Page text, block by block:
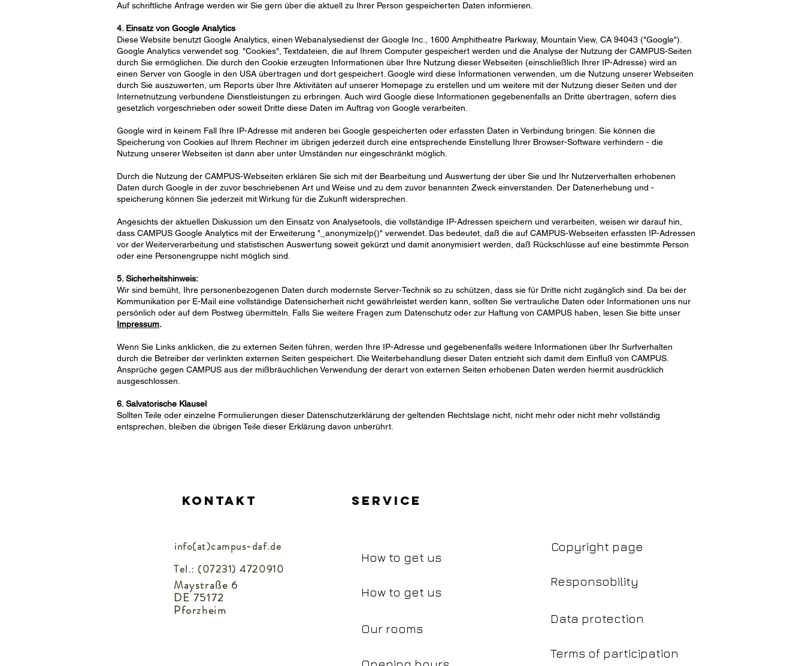
Auf schriftliche Anfrage werden wir Sie gern über die aktuell zu Ihrer Person gespeicherten Daten informieren.
4. Einsatz von Google Analytics
Diese Website benutzt Google Analytics, einen Webanalysedienst der Google Inc., 1600 Amphitheatre Parkway, Mountain View, CA 94043 ("Google").
Google Analytics verwendet sog. "Cookies", Textdateien, die auf Ihrem Computer gespeichert werden und die Analyse der Nutzung der CAMPUS-Seiten
durch Sie ermöglichen. Die durch den Cookie erzeugten Informationen über Ihre Nutzung dieser Webseiten (einschließlich Ihrer IP-Adresse) wird an
einen Server von Google in den USA übertragen und dort gespeichert. Google wird diese Informationen verwenden, um die Nutzung unserer Webseiten
durch Sie auszuwerten, um Reports über Ihre Aktivitäten auf unserer Homepage zu erstellen und um weitere mit der Nutzung dieser Seiten und der
Internetnutzung verbundene Dienstleistungen zu erbringen. Auch wird Google diese Informationen gegebenenfalls an Dritte übertragen, sofern dies
gesetzlich vorgeschrieben oder soweit Dritte diese Daten im Auftrag von Google verarbeiten.
Google wird in keinem Fall Ihre IP-Adresse mit anderen bei Google gespeicherten oder erfassten Daten in Verbindung bringen. Sie können die
Speicherung von Cookies auf Ihrem Rechner im übrigen jederzeit durch eine entsprechende Einstellung Ihrer Browser-Software verhindern - die
Nutzung unserer Webseiten ist dann aber unter Umständen nur eingeschränkt möglich.
Durch die Nutzung der CAMPUS-Webseiten erklären Sie sich mit der Bearbeitung und Auswertung der über Sie und Ihr Nutzerverhalten erhobenen
Daten durch Google in der zuvor beschriebenen Art und Weise und zu dem zuvor benannten Zweck einverstanden. Der Datenerhebung und -
speicherung können Sie jederzeit mit Wirkung für die Zukunft widersprechen.
Angesichts der aktuellen Diskussion um den Einsatz von Analysetools, die vollständige IP-Adressen speichern und verarbeiten, weisen wir darauf hin,
dass CAMPUS Google Analytics mit der Erweiterung "_anonymizeIp()" verwendet. Das bedeutet, daß die auf CAMPUS-Webseiten erfassten IP-Adressen
vor der Weiterverarbeitung und statistischen Auswertung soweit gekürzt und damit anonymisiert werden, daß Rückschlüsse auf eine bestimmte Person
oder eine Personengruppe nicht möglich sind.
5. Sicherheitshinweis:
Wir sind bemüht, Ihre personenbezogenen Daten durch modernste Server-Technik so zu schützen, dass sie für Dritte nicht zugänglich sind. Da bei der
Kommunikation per E-Mail eine vollständige Datensicherheit nicht gewährleistet werden kann, sollten Sie vertrauliche Daten oder Informationen uns nur
persönlich oder auf dem Postweg übermitteln. Falls Sie weitere Fragen zum Datenschutz oder zur Haftung von CAMPUS haben, lesen Sie bitte unser
Impressum.
Wenn Sie Links anklicken, die zu externen Seiten führen, werden Ihre IP-Adresse und gegebenenfalls weitere Informationen über Ihr Surfverhalten
durch die Betreiber der verlinkten externen Seiten gespeichert. Die Weiterbehandlung dieser Daten entzieht sich damit dem Einfluß von CAMPUS.
Ansprüche gegen CAMPUS aus der mißbräuchlichen Verwendung der derart von externen Seiten erhobenen Daten werden hiermit ausdrücklich
ausgeschlossen.
6. Salvatorische Klausel
Sollten Teile oder einzelne Formulierungen dieser Datenschutzerklärung der geltenden Rechtslage nicht, nicht mehr oder nicht mehr vollständig
entsprechen, bleiben die übrigen Teile dieser Erklärung davon unberührt.
Kontakt
Tel.: (07231) 4720910
Maystraße 6
DE 75172
Pforzheim
info(at)campus-daf.de
Service
How to get us
How to get us
Our rooms
Copyright page
Responsobility
Data protection
Terms of participation